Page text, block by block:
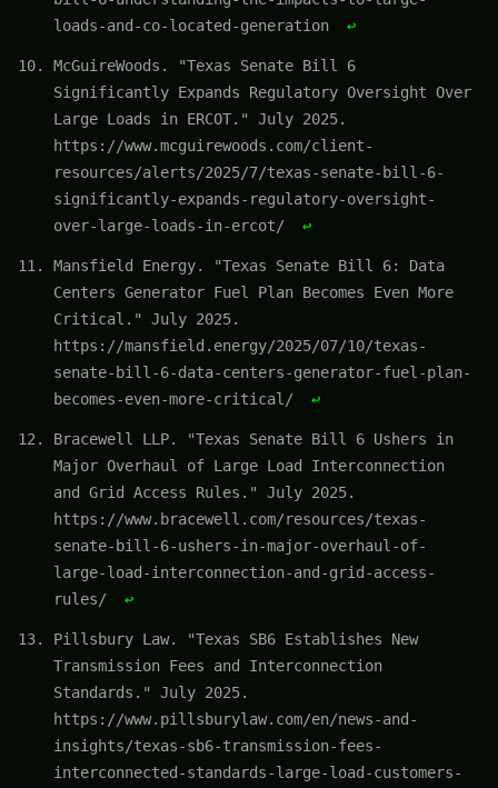
loads-and-co-located-generation
↩
McGuireWoods. "Texas Senate Bill 6
Significantly Expands Regulatory Oversight Over
Large Loads in ERCOT." July 2025.
https://www.mcguirewoods.com/client-
resources/alerts/2025/7/texas-senate-bill-6-
significantly-expands-regulatory-oversight-
over-large-loads-in-ercot/
↩
Mansfield Energy. "Texas Senate Bill 6: Data
Centers Generator Fuel Plan Becomes Even More
Critical." July 2025.
https://mansfield.energy/2025/07/10/texas-
senate-bill-6-data-centers-generator-fuel-plan-
becomes-even-more-critical/
↩
Bracewell LLP. "Texas Senate Bill 6 Ushers in
Major Overhaul of Large Load Interconnection
and Grid Access Rules." July 2025.
https://www.bracewell.com/resources/texas-
senate-bill-6-ushers-in-major-overhaul-of-
large-load-interconnection-and-grid-access-
rules/
↩
Pillsbury Law. "Texas SB6 Establishes New
Transmission Fees and Interconnection
Standards." July 2025.
https://www.pillsburylaw.com/en/news-and-
insights/texas-sb6-transmission-fees-
interconnected-standards-large-load-customers-